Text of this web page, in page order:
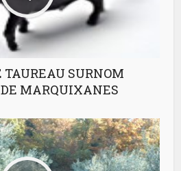
TAUREAU SURNOM
DE MARQUIXANES